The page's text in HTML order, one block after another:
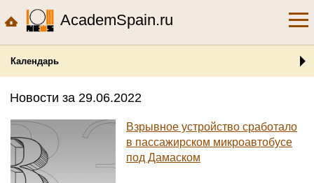
AcademSpain.ru
Календарь
Новости за 29.06.2022
Взрывное устройство сработало
в пассажирском микроавтобусе
под Дамаском